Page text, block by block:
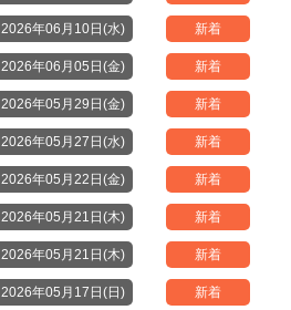
2026年06月10日(水) 新着
2026年06月05日(金) 新着
2026年05月29日(金) 新着
2026年05月27日(水) 新着
2026年05月22日(金) 新着
2026年05月21日(木) 新着
2026年05月21日(木) 新着
2026年05月17日(日) 新着